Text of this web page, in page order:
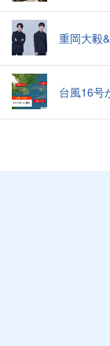
重岡大毅
台風16号